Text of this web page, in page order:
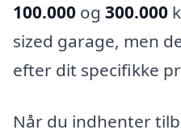
100.000 og 300.000
sized garage, men
efter dit specifikke
Når du indhenter